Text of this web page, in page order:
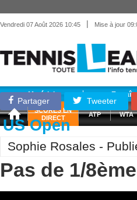
Vendredi 07 Août 2026 10:45 | Mise à jour
Matériel
SCORES EN
DIRECT
ATP WTA
Partager Tweeter
US Open
Sophie Rosales -
Pas de 1/